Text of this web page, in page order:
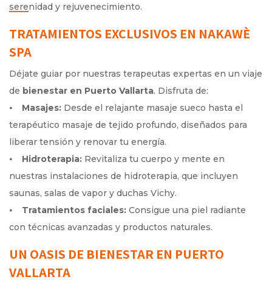
y rejuvenecimiento.
TRATAMIENTOS EXCLUSIVOS EN NAKAWÈ
SPA
Déjate guiar por nuestras terapeutas expertas en un viaje
de bienestar en Puerto Vallarta. Disfruta de:
⦁ Masajes: Desde el relajante masaje sueco hasta el
terapéutico masaje de tejido profundo, diseñados para
liberar tensión y renovar tu energía.
⦁
Hidroterapia: Revitaliza tu cuerpo y mente en
nuestras instalaciones de hidroterapia, que incluyen
saunas, salas de vapor y duchas Vichy.
⦁
Tratamientos faciales: Consigue una piel radiante
con técnicas avanzadas y productos naturales.
UN OASIS DE BIENESTAR EN PUERTO
VALLARTA